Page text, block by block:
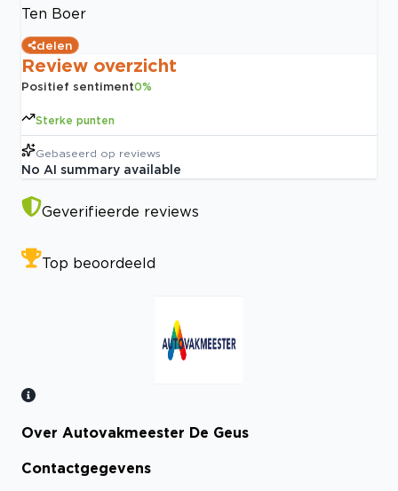
Ten Boer
delen
Review overzicht
Positief sentiment0%
Sterke punten
Gebaseerd op reviews
No AI summary available
Geverifieerde reviews
Top beoordeeld
Bekijk certificaat
Over Autovakmeester De Geus
Contactgegevens